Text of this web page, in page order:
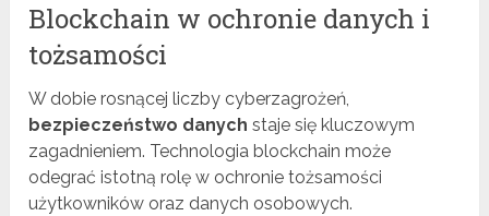
Blockchain w ochronie danych i
tożsamości
W dobie rosnącej liczby cyberzagrożeń,
bezpieczeństwo danych staje się kluczowym
zagadnieniem. Technologia blockchain może
odegrać istotną rolę w ochronie tożsamości
użytkowników oraz danych osobowych.